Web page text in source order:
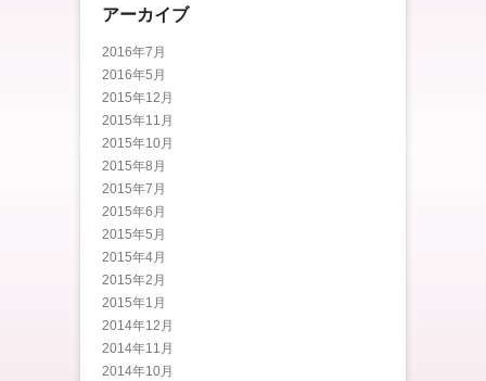
アーカイブ
2016年7月
2016年5月
2015年12月
2015年11月
2015年10月
2015年8月
2015年7月
2015年6月
2015年5月
2015年4月
2015年2月
2015年1月
2014年12月
2014年11月
2014年10月